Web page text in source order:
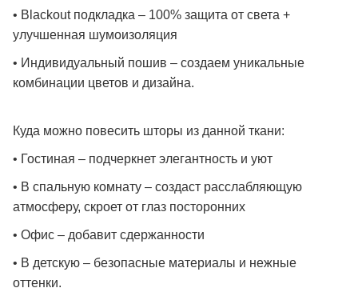
• Blackout подкладка – 100% защита от света +
улучшенная шумоизоляция
• Индивидуальный пошив – создаем уникальные
комбинации цветов и дизайна.
Куда можно повесить шторы из данной ткани:
• Гостиная – подчеркнет элегантность и уют
• В спальную комнату – создаст расслабляющую
атмосферу, скроет от глаз посторонних
• Офис – добавит сдержанности
• В детскую – безопасные материалы и нежные
оттенки.